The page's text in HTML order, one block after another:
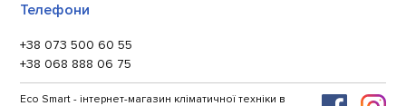
Телефони
+38 073 500 60 55
+38 068 888 06 75
Eco Smart - інтернет-магазин кліматичної техніки в